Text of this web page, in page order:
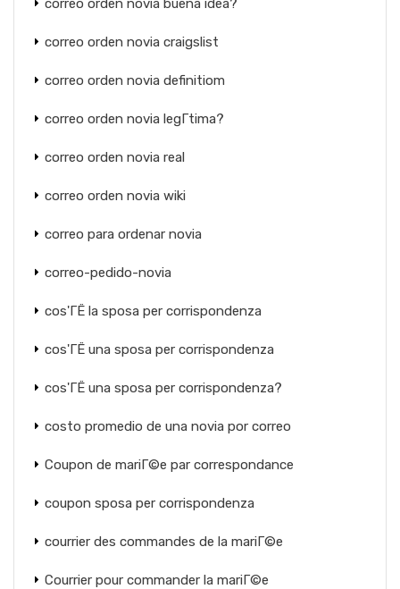
correo orden novia buena idea?
correo orden novia craigslist
correo orden novia definitiom
correo orden novia legГ­tima?
correo orden novia real
correo orden novia wiki
correo para ordenar novia
correo-pedido-novia
cos'ГЁ la sposa per corrispondenza
cos'ГЁ una sposa per corrispondenza
cos'ГЁ una sposa per corrispondenza?
costo promedio de una novia por correo
Coupon de mariГ©e par correspondance
coupon sposa per corrispondenza
courrier des commandes de la mariГ©e
Courrier pour commander la mariГ©e